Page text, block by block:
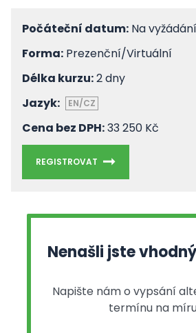
Počáteční datum: Na vyžádání
Forma: Prezenční/Virtuální
Délka kurzu:2 dny
Jazyk:
EN/CZ
Cena bez DPH:33 250 Kč
REGISTROVAT
Nenašli jste
Napište nám o vypsání
termínu na